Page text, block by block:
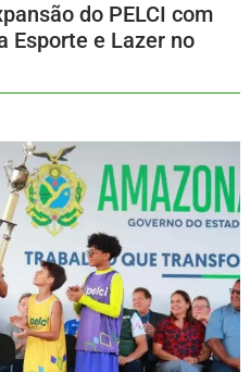
do PELCI com
Esporte e Lazer no